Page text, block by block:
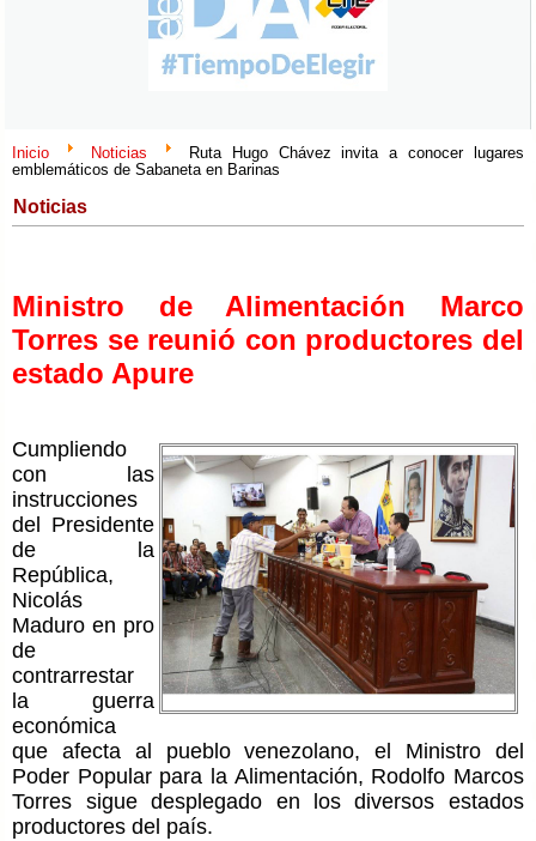
Inicio Noticias
Ruta Hugo Chávez invita a conocer lugares
emblemáticos de Sabaneta en Barinas
Noticias
Ministro de Alimentación Marco
Torres se reunió con productores del
estado Apure
Cumpliendo
con las
instrucciones
del Presidente
de la
República,
Nicolás
Maduro en pro
de
contrarrestar
la guerra
económica
que afecta al pueblo venezolano, el Ministro del
Poder Popular para la Alimentación, Rodolfo Marcos
Torres sigue desplegado en los diversos estados
productores del país.